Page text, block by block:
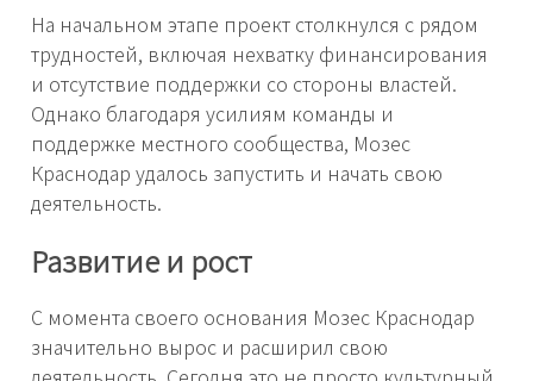
На начальном этапе проект столкнулся с рядом
трудностей, включая нехватку финансирования
и отсутствие поддержки со стороны властей.
Однако благодаря усилиям команды и
поддержке местного сообщества, Мозес
Краснодар удалось запустить и начать свою
деятельность.
Развитие и рост
С момента своего основания Мозес Краснодар
значительно вырос и расширил свою